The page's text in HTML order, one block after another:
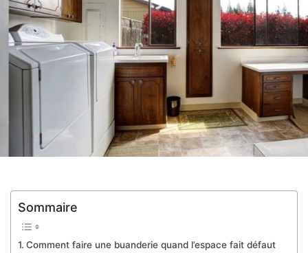
Sommaire
Comment faire une buanderie quand l’espace fait défaut